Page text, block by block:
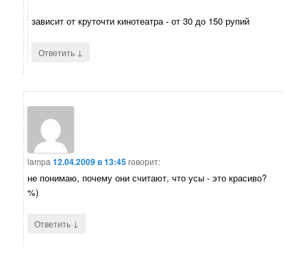
зависит от круточти кинотеатра - от 30 до 150 рупий
Ответить ↓
lampa 12.04.2009 в 13:45говорит:
не понимаю, почему они считают, что усы - это красиво?
%)
Ответить ↓